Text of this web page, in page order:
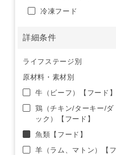
冷凍フード
詳細条件
ライフステージ別
原材料・素材別
牛（ビーフ）【フード】
鶏（チキン/ターキー/ダ
ック）【フード】
魚類【フード】
羊（ラム、マトン）【フ